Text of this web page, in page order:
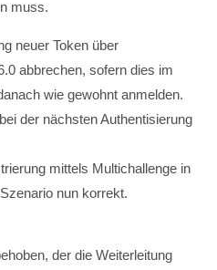
muss.
neuer Token über
abbrechen, sofern dies im
wie gewohnt anmelden.
der nächsten Authentisierung
mittels Multichallenge in
nun korrekt.
der die Weiterleitung